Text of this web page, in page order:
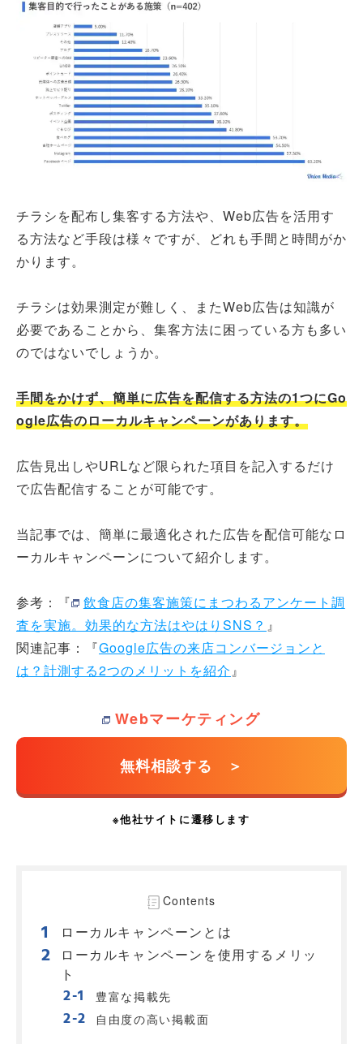
チラシを配布し集客する方法や、Web広告を活用す
る方法など手段は様々ですが、どれも手間と時間がか
かります。
チラシは効果測定が難しく、またWeb広告は知識が
必要であることから、集客方法に困っている方も多い
のではないでしょうか。
手間をかけず、簡単に広告を配信する方法の1つにGo
ogle広告のローカルキャンペーンがあります。
広告見出しやURLなど限られた項目を記入するだけ
で広告配信することが可能です。
当記事では、簡単に最適化された広告を配信可能なロ
ーカルキャンペーンについて紹介します。
参考：『
飲食店の集客施策にまつわるアンケート調
査を実施。効果的な方法はやはりSNS？ 』
関連記事：『Google広告の来店コンバージョンと
は？計測する2つのメリットを紹介』
Webマーケティング
Contents
ローカルキャンペーンとは
ローカルキャンペーンを使用するメリッ
ト
豊富な掲載先
自由度の高い掲載面